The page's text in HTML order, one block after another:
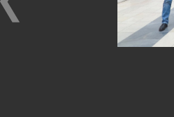
Сотрудники АКБ “ASIA
выставку Евгения Панова.